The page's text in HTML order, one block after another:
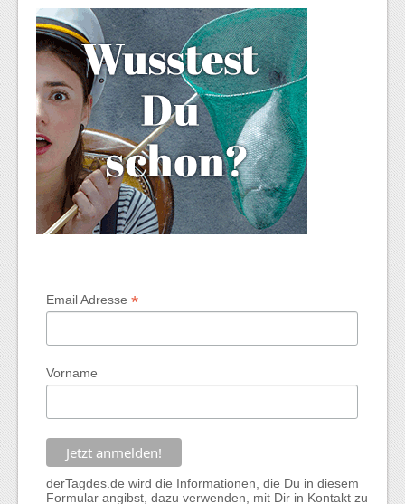
Email Adresse*
Vorname
derTagdes.de wird die Informationen, die Du in diesem
Formular angibst, dazu verwenden, mit Dir in Kontakt zu